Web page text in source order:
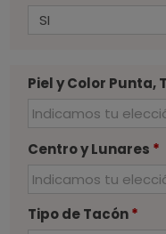
Piel y Color
Centro y Lunares *
Tipo de Tacón*